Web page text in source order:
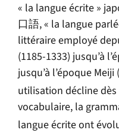
« la langue écrite »
口語, « la langue
littéraire employé
(1185-1333) jusqu’à
jusqu’à l’époque
utilisation décline dès
vocabulaire, la
langue écrite ont